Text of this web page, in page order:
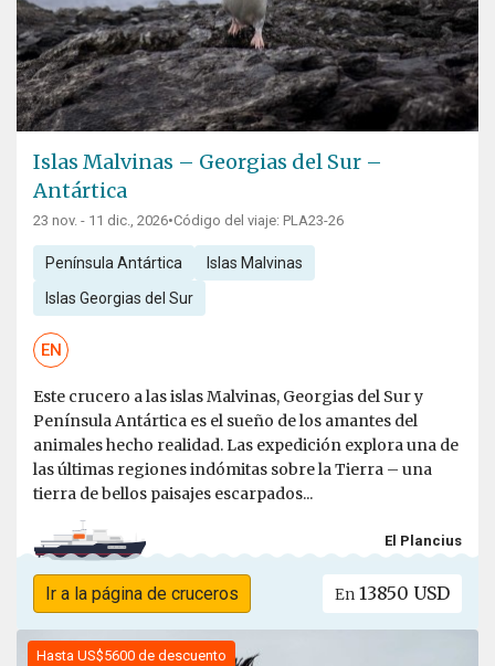
Islas Malvinas – Georgias del Sur –
Antártica
23 nov. - 11 dic., 2026•Código del viaje: PLA23-26
Península Antártica Islas Malvinas
Islas Georgias del Sur
EN
Este crucero a las islas Malvinas, Georgias del Sur y
Península Antártica es el sueño de los amantes del
animales hecho realidad. Las expedición explora una de
las últimas regiones indómitas sobre la Tierra – una
tierra de bellos paisajes escarpados...
El Plancius
Ir a la página de cruceros En 13850 USD
Hasta US$5600 de descuento